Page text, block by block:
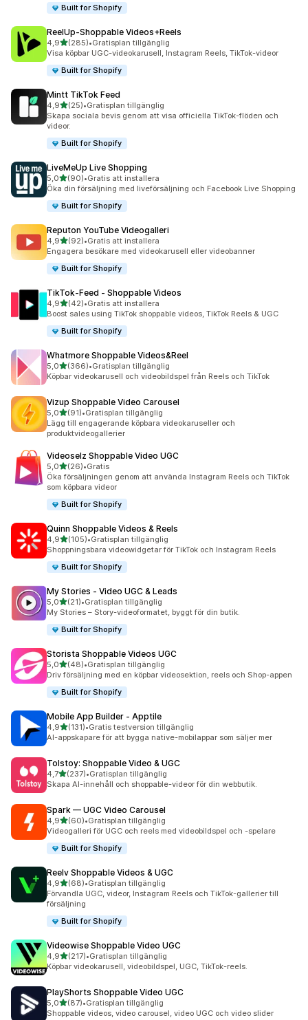
Built for Shopify
ReelUp‑Shoppable Videos+Reels
4,9av 5 stjärnor
(285)
285 recensioner totalt
•Gratisplan tillgänglig
Visa köpbar UGC-videokarusell, Instagram Reels, TikTok-videor
Built for Shopify
Mintt TikTok Feed
4,9av 5 stjärnor
(25)
25 recensioner totalt
•Gratisplan tillgänglig
Skapa sociala bevis genom att visa officiella TikTok-flöden och
videor.
Built for Shopify
LiveMeUp Live Shopping
5,0av 5 stjärnor
(90)
90 recensioner totalt
•Gratis att installera
Öka din försäljning med liveförsäljning och Facebook Live Shopping
Built for Shopify
Reputon YouTube Videogalleri
4,9av 5 stjärnor
(92)
92 recensioner totalt
•Gratis att installera
Engagera besökare med videokarusell eller videobanner
Built for Shopify
TikTok‑Feed ‑ Shoppable Videos
4,9av 5 stjärnor
(42)
42 recensioner totalt
•Gratis att installera
Boost sales using TikTok shoppable videos, TikTok Reels & UGC
Built for Shopify
Whatmore Shoppable Videos&Reel
5,0av 5 stjärnor
(366)
366 recensioner totalt
•Gratisplan tillgänglig
Köpbar videokarusell och videobildspel från Reels och TikTok
Vizup Shoppable Video Carousel
5,0av 5 stjärnor
(91)
91 recensioner totalt
•Gratisplan tillgänglig
Lägg till engagerande köpbara videokaruseller och
produktvideogallerier
Videoselz Shoppable Video UGC
5,0av 5 stjärnor
(26)
26 recensioner totalt
•Gratis
Öka försäljningen genom att använda Instagram Reels och TikTok
som köpbara videor
Built for Shopify
Quinn Shoppable Videos & Reels
4,9av 5 stjärnor
(105)
105 recensioner totalt
•Gratisplan tillgänglig
Shoppningsbara videowidgetar för TikTok och Instagram Reels
Built for Shopify
My Stories ‑ Video UGC & Leads
5,0av 5 stjärnor
(21)
21 recensioner totalt
•Gratisplan tillgänglig
My Stories – Story-videoformatet, byggt för din butik.
Built for Shopify
Storista Shoppable Videos UGC
5,0av 5 stjärnor
(48)
48 recensioner totalt
•Gratisplan tillgänglig
Driv försäljning med en köpbar videosektion, reels och Shop-appen
Built for Shopify
Mobile App Builder ‑ Apptile
4,9av 5 stjärnor
(131)
131 recensioner totalt
•Gratis testversion tillgänglig
AI-appskapare för att bygga native-mobilappar som säljer mer
Tolstoy: Shoppable Video & UGC
4,7av 5 stjärnor
(237)
237 recensioner totalt
•Gratisplan tillgänglig
Skapa AI-innehåll och shoppable-videor för din webbutik.
Spark — UGC Video Carousel
4,9av 5 stjärnor
(60)
60 recensioner totalt
•Gratisplan tillgänglig
Videogalleri för UGC och reels med videobildspel och -spelare
Built for Shopify
Reelv Shoppable Videos & UGC
4,9av 5 stjärnor
(68)
68 recensioner totalt
•Gratisplan tillgänglig
Förvandla UGC, videor, Instagram Reels och TikTok-gallerier till
försäljning
Built for Shopify
Videowise Shoppable Video UGC
4,9av 5 stjärnor
(217)
217 recensioner totalt
•Gratisplan tillgänglig
Köpbar videokarusell, videobildspel, UGC, TikTok-reels.
PlayShorts Shoppable Video UGC
5,0av 5 stjärnor
(87)
87 recensioner totalt
•Gratisplan tillgänglig
Shoppable videos, video carousel, video UGC och video slider